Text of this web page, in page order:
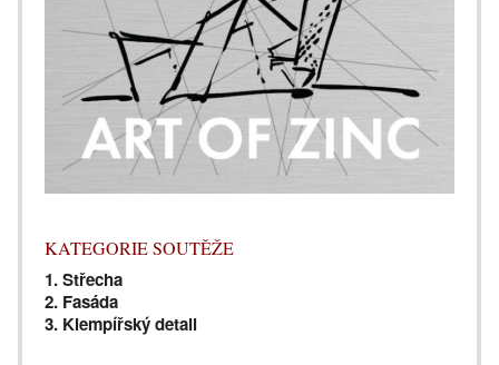
KATEGORIE SOUTĚŽE
1. Střecha
2. Fasáda
3. Klempířský detail